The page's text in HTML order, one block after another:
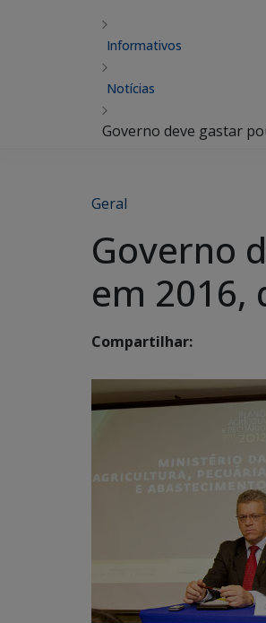
Informativos
Notícias
Governo deve gastar
Geral
Governo
em 2016,
Compartilhar: